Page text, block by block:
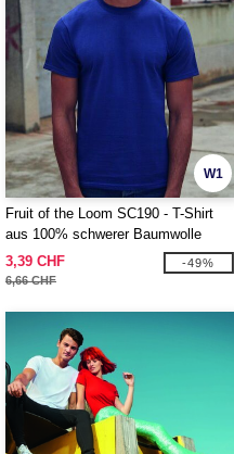
W1
Fruit of the Loom SC190 - T-Shirt
aus 100% schwerer Baumwolle
3,39 CHF
6,66 CHF
-49%